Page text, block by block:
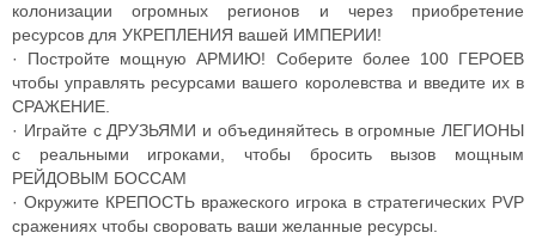
колонизации огромных регионов и через приобретение
ресурсов для УКРЕПЛЕНИЯ вашей ИМПЕРИИ!
· Постройте мощную АРМИЮ! Соберите более 100 ГЕРОЕВ
чтобы управлять ресурсами вашего королевства и введите их в
СРАЖЕНИЕ.
· Играйте с ДРУЗЬЯМИ и объединяйтесь в огромные ЛЕГИОНЫ
с реальными игроками, чтобы бросить вызов мощным
РЕЙДОВЫМ БОССАМ
· Окружите КРЕПОСТЬ вражеского игрока в стратегических PVP
сражениях чтобы своровать ваши желанные ресурсы.